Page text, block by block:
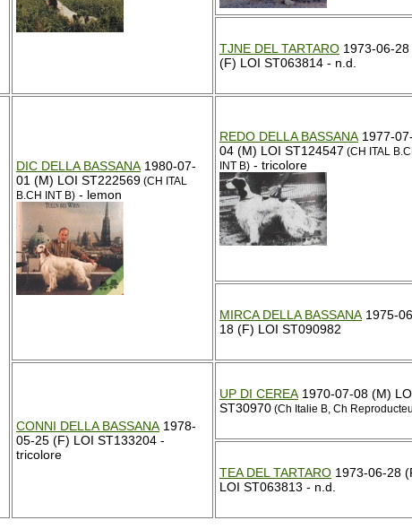
TJNE DEL TARTARO 1973-06-28
(F) LOI ST063814 - n.d.
DIC DELLA BASSANA 1980-07-
01 (M) LOI ST222569 (CH ITAL
B.CH INT B) - lemon
REDO DELLA BASSANA 1977-07-
04 (M) LOI ST124547 (CH ITAL
INT B) - tricolore
MIRCA DELLA BASSANA 1975-
18 (F) LOI ST090982
CONNI DELLA BASSANA 1978-
05-25 (F) LOI ST133204 -
tricolore
UP DI CEREA 1970-07-08 (M)
ST30970 (Ch Italie B, Ch
TEA DEL TARTARO 1973-06-28
LOI ST063813 - n.d.